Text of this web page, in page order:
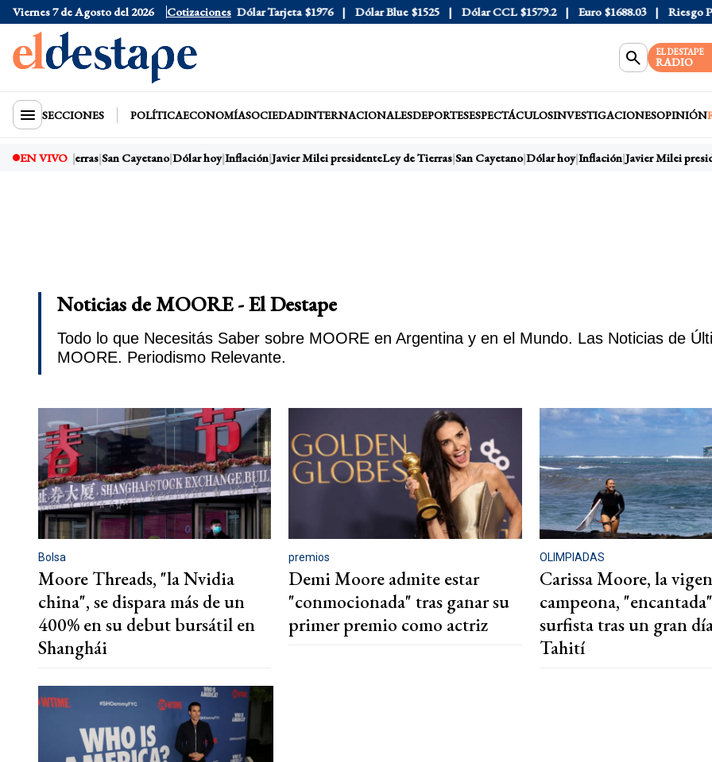
Viernes 7 de Agosto del 2026 Cotizaciones
Dólar Oficial $1520 Dólar Tarjeta $1976 Dólar Blue $1525 Dólar CCL $1579.2 Euro $1688.03 Riesgo País
EL DESTAPE
RADIO
SECCIONES POLÍTICAECONOMÍASOCIEDADINTERNACIONALESDEPORTESESPECTÁCULOSINVESTIGACIONESOPINIÓN
EN VIVO
Ley de Tierras San Cayetano Dólar hoy Inflación Javier Milei presidenteLey de Tierras San Cayetano Dólar hoy Inflación Javier Milei
Noticias de MOORE - El Destape
Todo lo que Necesitás Saber sobre MOORE en Argentina y en el Mundo. Las Noticias de
MOORE. Periodismo Relevante.
Bolsa
Moore Threads, "la Nvidia
china", se dispara más de un
400% en su debut bursátil en
Shanghái
premios
Demi Moore admite estar
"conmocionada" tras ganar su
primer premio como actriz
OLIMPIADAS
Carissa Moore, la
campeona,
surfista tras un gran
Tahití